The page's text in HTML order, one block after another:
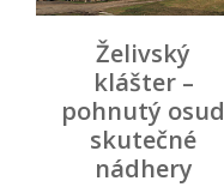
Želivský
klášter –
pohnutý osud
skutečné
nádhery